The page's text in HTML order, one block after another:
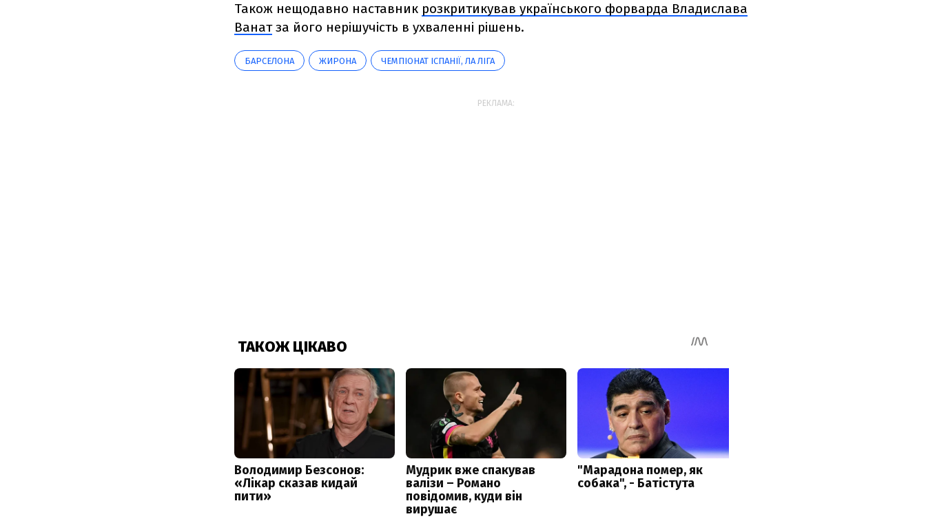
Також нещодавно наставник розкритикував українського форварда Владислава
Ванатза його нерішучість в ухваленні рішень.
БАРСЕЛОНА ЖИРОНА ЧЕМПІОНАТ ІСПАНІЇ, ЛА ЛІГА
РЕКЛАМА: